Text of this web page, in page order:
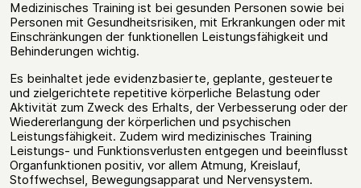
Medizinisches Training ist bei gesunden Personen sowie bei
Personen mit Gesundheitsrisiken, mit Erkrankungen oder mit
Einschränkungen der funktionellen Leistungsfähigkeit und
Behinderungen wichtig.
Es beinhaltet jede evidenzbasierte, geplante, gesteuerte
und zielgerichtete repetitive körperliche Belastung oder
Aktivität zum Zweck des Erhalts, der Verbesserung oder der
Wiedererlangung der körperlichen und psychischen
Leistungsfähigkeit. Zudem wird medizinisches Training
Leistungs- und Funktionsverlusten entgegen und beeinflusst
Organfunktionen positiv, vor allem Atmung, Kreislauf,
Stoffwechsel, Bewegungsapparat und Nervensystem.